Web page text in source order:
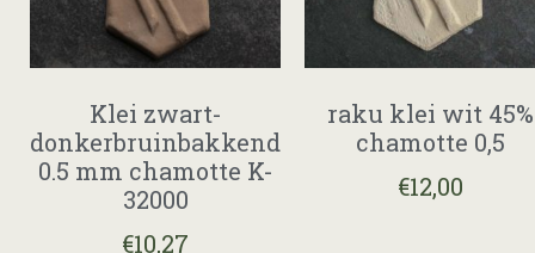
Klei zwart-
donkerbruinbakkend
0.5 mm chamotte K-
32000
€10,27
raku klei wit 45%
chamotte 0,5
€12,00